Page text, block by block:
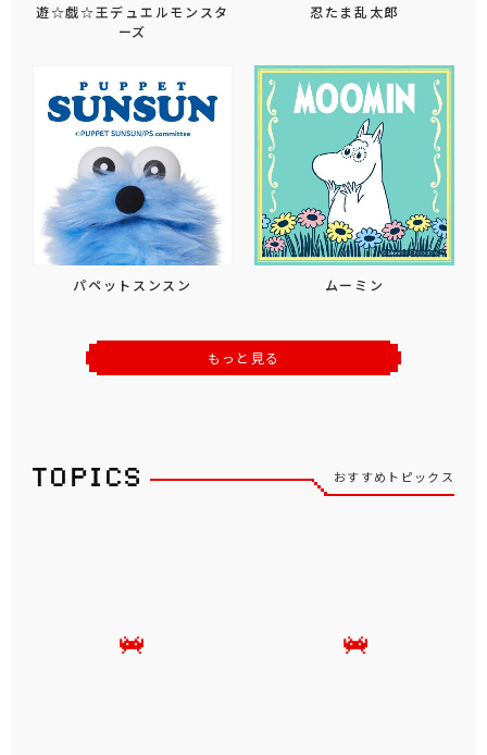
遊☆戯☆王デュエルモンスタ
ーズ
忍たま乱太郎
パペットスンスン ムーミン
もっと見る
おすすめトピックス